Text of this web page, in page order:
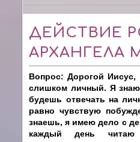
ДЕЙСТВИЕ
АРХАНГЕЛА
Вопрос: Дорогой
слишком личный. Я
будешь отвечать на
равно чувствую
знаешь, я имею дело с
каждый день читаю